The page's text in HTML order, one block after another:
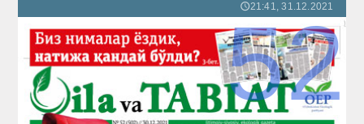
🕔21:41, 31.12.2021
52